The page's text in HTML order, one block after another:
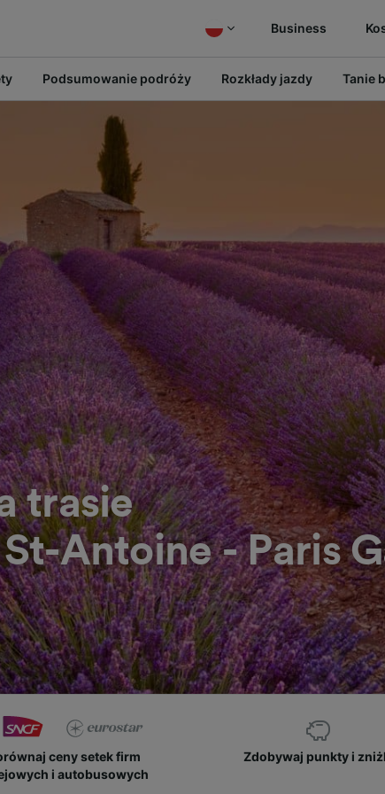
Business
Podsumowanie podróży Rozkłady jazdy Tanie
trasie
Antoine - Paris
ceny setek firm
i autobusowych
Zdobywaj punkty i